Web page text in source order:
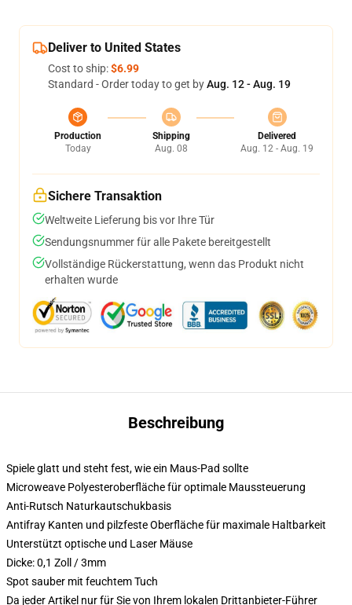
Deliver to United States
Cost to ship:$6.99
Standard - Order today to get byAug. 12 - Aug. 19
Production
Today
Shipping
Aug. 08
Delivered
Aug. 12 - Aug. 19
Sichere Transaktion
Weltweite Lieferung bis vor Ihre Tür
Sendungsnummer für alle Pakete bereitgestellt
Vollständige Rückerstattung, wenn das Produkt nicht
erhalten wurde
Beschreibung
Spiele glatt und steht fest, wie ein Maus-Pad sollte
Microweave Polyesteroberfläche für optimale Maussteuerung
Anti-Rutsch Naturkautschukbasis
Antifray Kanten und pilzfeste Oberfläche für maximale Haltbarkeit
Unterstützt optische und Laser Mäuse
Dicke: 0,1 Zoll / 3mm
Spot sauber mit feuchtem Tuch
Da jeder Artikel nur für Sie von Ihrem lokalen Drittanbieter-Führer